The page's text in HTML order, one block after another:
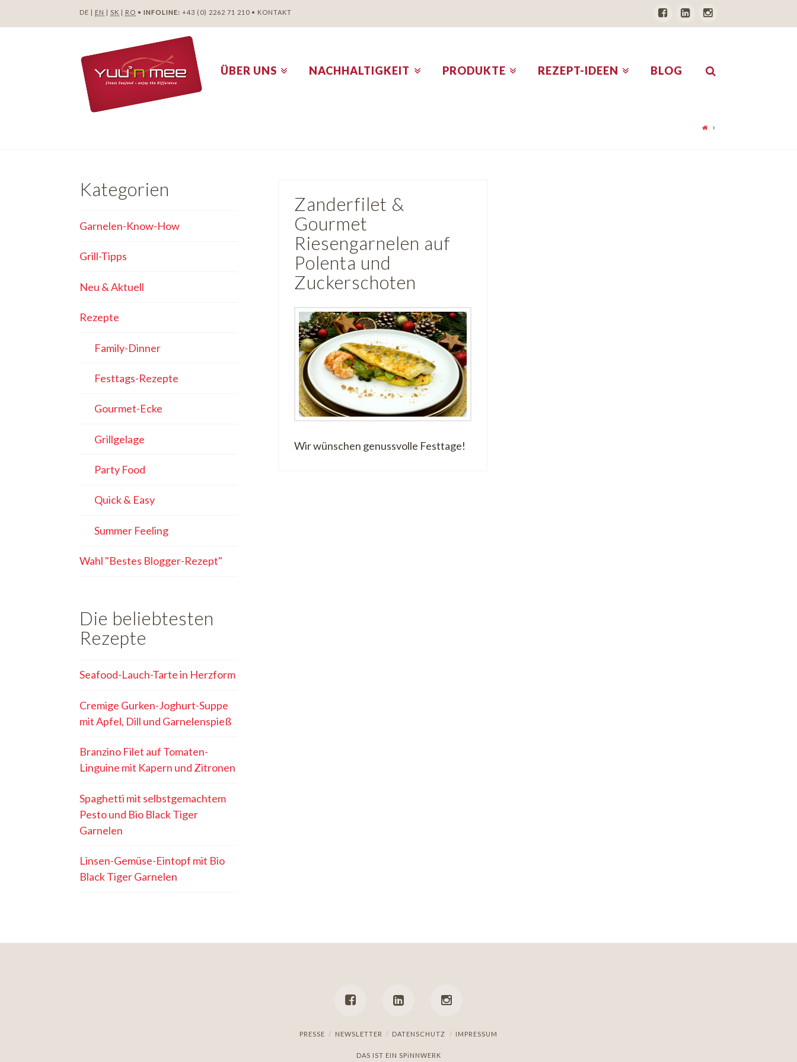
DE | EN | SK | RO •INFOLINE: +43 (0) 2262 71 210 • KONTAKT
ÜBER UNS NACHHALTIGKEIT PRODUKTE REZEPT-IDEEN BLOG
Zanderfilet &
Gourmet
Riesengarnelen auf
Polenta und
Zuckerschoten
Wir wünschen genussvolle Festtage!
Kategorien
Garnelen-Know-How
Grill-Tipps
Neu & Aktuell
Rezepte
Family-Dinner
Festtags-Rezepte
Gourmet-Ecke
Grillgelage
Party Food
Quick & Easy
Summer Feeling
Wahl "Bestes Blogger-Rezept"
Die beliebtesten
Rezepte
Seafood-Lauch-Tarte in Herzform
Cremige Gurken-Joghurt-Suppe
mit Apfel, Dill und Garnelenspieß
Branzino Filet auf Tomaten-
Linguine mit Kapern und Zitronen
Spaghetti mit selbstgemachtem
Pesto und Bio Black Tiger
Garnelen
Linsen-Gemüse-Eintopf mit Bio
Black Tiger Garnelen
PRESSE NEWSLETTER DATENSCHUTZ IMPRESSUM
DAS IST EIN SPiNNWERK